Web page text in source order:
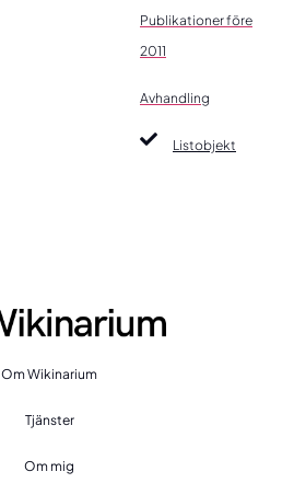
Publikationer före
2011
Avhandling
Listobjekt
Om Wikinarium
Tjänster
Om mig